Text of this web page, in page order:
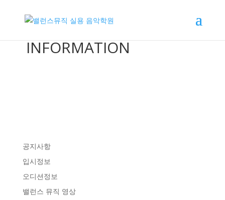
INFORMATION
공지사항
입시정보
오디션정보
밸런스 뮤직 영상